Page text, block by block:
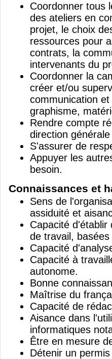
Coordonner tous
des ateliers en
projet, le choix
ressources pour
contrats, la
intervenants du
Coordonner la
créer et/ou
communication
graphisme,
Rendre compte
direction
S'assurer de
Appuyer les
besoin.
Connaissances et
Sens de
assiduité et
Capacité d'établir
de travail,
Capacité
Capacité à
autonome.
Bonne
Maîtrise du
Capacité de
Aisance dans
informatiques
Être en mesure
Détenir un